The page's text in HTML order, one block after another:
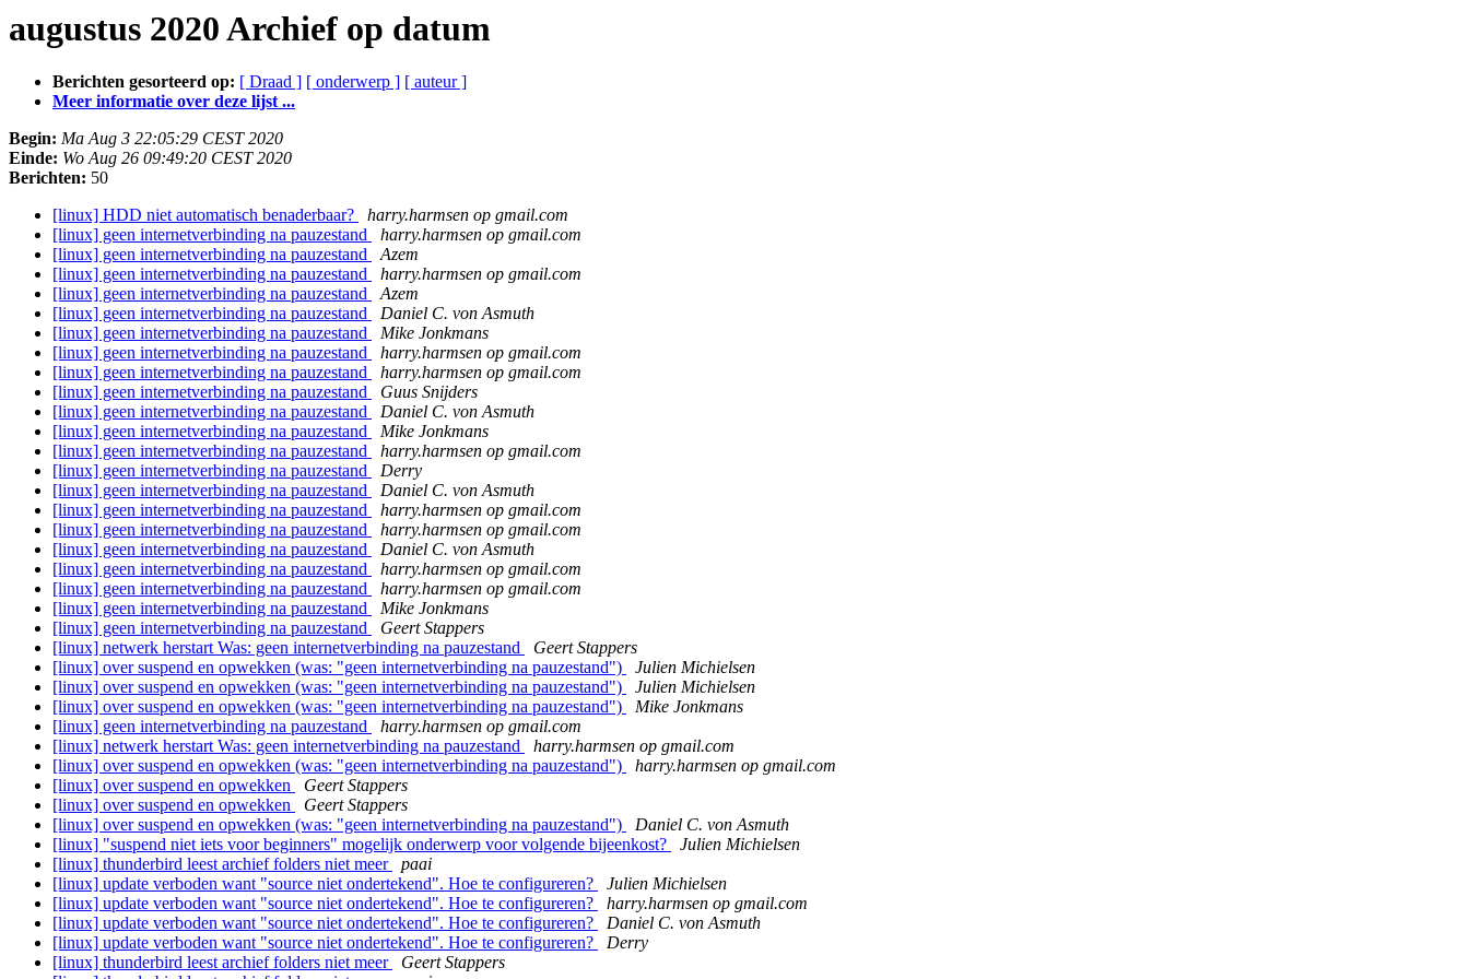
augustus 2020 Archief op datum
Berichten gesorteerd op: [ Draad ] [ onderwerp ] [ auteur ]
Meer informatie over deze lijst ...
Begin: Ma Aug 3 22:05:29 CEST 2020
Einde: Wo Aug 26 09:49:20 CEST 2020
Berichten: 50
[linux] HDD niet automatisch benaderbaar?
harry.harmsen op gmail.com
[linux] geen internetverbinding na pauzestand
harry.harmsen op gmail.com
[linux] geen internetverbinding na pauzestand
Azem
[linux] geen internetverbinding na pauzestand
harry.harmsen op gmail.com
[linux] geen internetverbinding na pauzestand
Azem
[linux] geen internetverbinding na pauzestand
Daniel C. von Asmuth
[linux] geen internetverbinding na pauzestand
Mike Jonkmans
[linux] geen internetverbinding na pauzestand
harry.harmsen op gmail.com
[linux] geen internetverbinding na pauzestand
harry.harmsen op gmail.com
[linux] geen internetverbinding na pauzestand
Guus Snijders
[linux] geen internetverbinding na pauzestand
Daniel C. von Asmuth
[linux] geen internetverbinding na pauzestand
Mike Jonkmans
[linux] geen internetverbinding na pauzestand
harry.harmsen op gmail.com
[linux] geen internetverbinding na pauzestand
Derry
[linux] geen internetverbinding na pauzestand
Daniel C. von Asmuth
[linux] geen internetverbinding na pauzestand
harry.harmsen op gmail.com
[linux] geen internetverbinding na pauzestand
harry.harmsen op gmail.com
[linux] geen internetverbinding na pauzestand
Daniel C. von Asmuth
[linux] geen internetverbinding na pauzestand
harry.harmsen op gmail.com
[linux] geen internetverbinding na pauzestand
harry.harmsen op gmail.com
[linux] geen internetverbinding na pauzestand
Mike Jonkmans
[linux] geen internetverbinding na pauzestand
Geert Stappers
[linux] netwerk herstart Was: geen internetverbinding na pauzestand
Geert Stappers
[linux] over suspend en opwekken (was: "geen internetverbinding na pauzestand")
Julien Michielsen
[linux] over suspend en opwekken (was: "geen internetverbinding na pauzestand")
Julien Michielsen
[linux] over suspend en opwekken (was: "geen internetverbinding na pauzestand")
Mike Jonkmans
[linux] geen internetverbinding na pauzestand
harry.harmsen op gmail.com
[linux] netwerk herstart Was: geen internetverbinding na pauzestand
harry.harmsen op gmail.com
[linux] over suspend en opwekken (was: "geen internetverbinding na pauzestand")
harry.harmsen op gmail.com
[linux] over suspend en opwekken
Geert Stappers
[linux] over suspend en opwekken
Geert Stappers
[linux] over suspend en opwekken (was: "geen internetverbinding na pauzestand")
Daniel C. von Asmuth
[linux] "suspend niet iets voor beginners" mogelijk onderwerp voor volgende bijeenkost?
Julien Michielsen
[linux] thunderbird leest archief folders niet meer
paai
[linux] update verboden want "source niet ondertekend". Hoe te configureren?
Julien Michielsen
[linux] update verboden want "source niet ondertekend". Hoe te configureren?
harry.harmsen op gmail.com
[linux] update verboden want "source niet ondertekend". Hoe te configureren?
Daniel C. von Asmuth
[linux] update verboden want "source niet ondertekend". Hoe te configureren?
Derry
[linux] thunderbird leest archief folders niet meer
Geert Stappers